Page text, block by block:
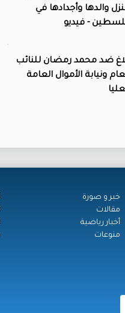
والدها وأجدادها في
- فيديو
ضد محمد رمضان للنائب
ونيابة الأموال العامة
خبر و صورة
مقالات
أخبار رياضية
منوعات